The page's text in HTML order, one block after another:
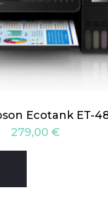
Ecotank ET-
279,00 €